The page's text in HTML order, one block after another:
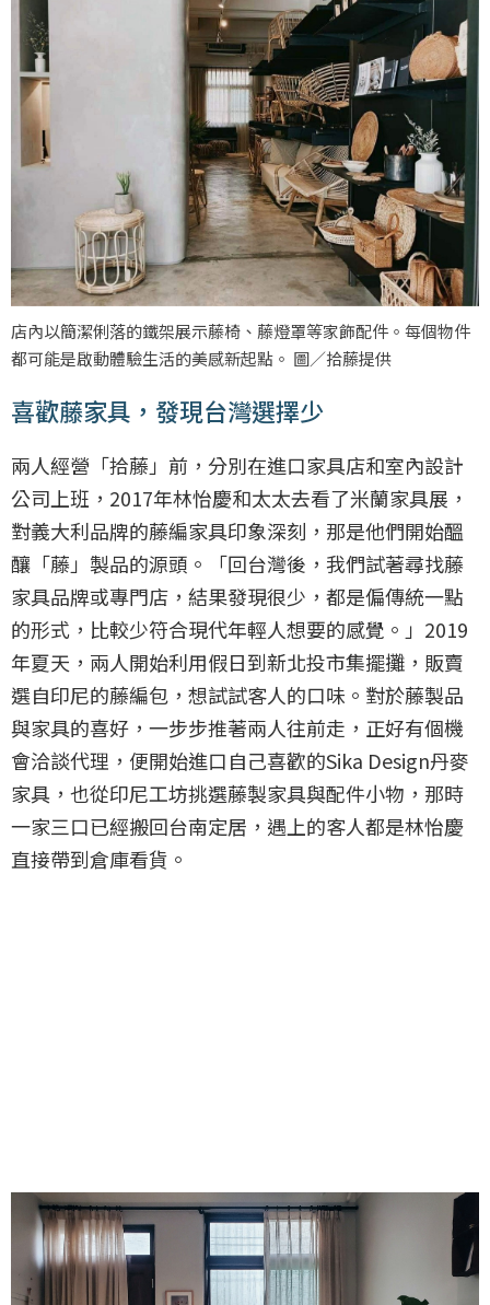
店內以簡潔俐落的鐵架展示藤椅、藤燈罩等家飾配件。每個物件
都可能是啟動體驗生活的美感新起點。 圖／拾藤提供
喜歡藤家具，發現台灣選擇少
兩人經營「拾藤」前，分別在進口家具店和室內設計
公司上班，2017年林怡慶和太太去看了米蘭家具展，
對義大利品牌的藤編家具印象深刻，那是他們開始醞
釀「藤」製品的源頭。「回台灣後，我們試著尋找藤
家具品牌或專門店，結果發現很少，都是偏傳統一點
的形式，比較少符合現代年輕人想要的感覺。」2019
年夏天，兩人開始利用假日到新北投市集擺攤，販賣
選自印尼的藤編包，想試試客人的口味。對於藤製品
與家具的喜好，一步步推著兩人往前走，正好有個機
會洽談代理，便開始進口自己喜歡的Sika Design丹麥
家具，也從印尼工坊挑選藤製家具與配件小物，那時
一家三口已經搬回台南定居，遇上的客人都是林怡慶
直接帶到倉庫看貨。